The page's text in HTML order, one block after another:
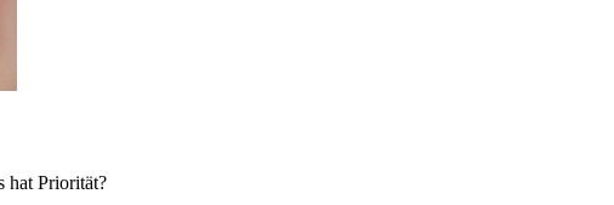
hat Prio­ri­tät?